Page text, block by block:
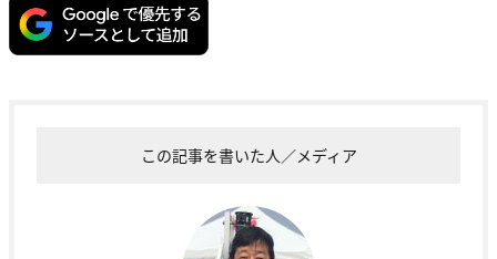
この記事を書いた人／メディア